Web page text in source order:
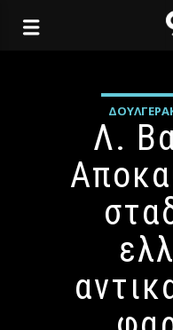
Λ.